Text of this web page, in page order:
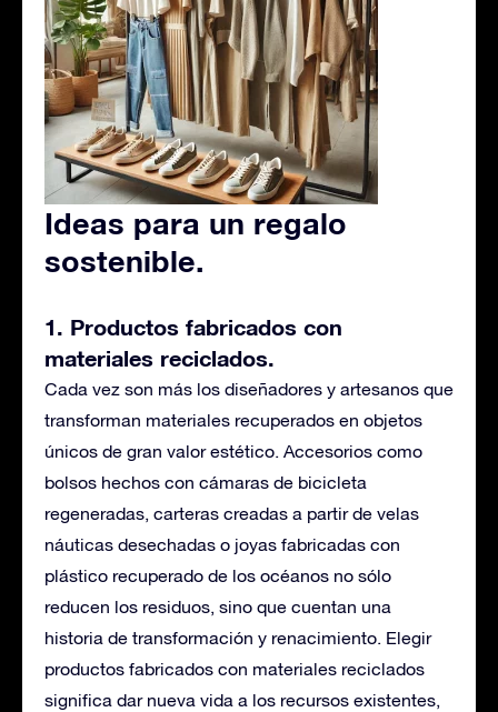
Ideas para un regalo
sostenible.
1. Productos fabricados con
materiales reciclados.
Cada vez son más los diseñadores y artesanos que
transforman materiales recuperados en objetos
únicos de gran valor estético. Accesorios como
bolsos hechos con cámaras de bicicleta
regeneradas, carteras creadas a partir de velas
náuticas desechadas o joyas fabricadas con
plástico recuperado de los océanos no sólo
reducen los residuos, sino que cuentan una
historia de transformación y renacimiento. Elegir
productos fabricados con materiales reciclados
significa dar nueva vida a los recursos existentes,